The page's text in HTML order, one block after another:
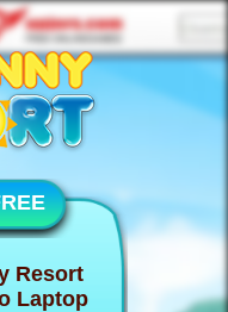
Resort
Laptop